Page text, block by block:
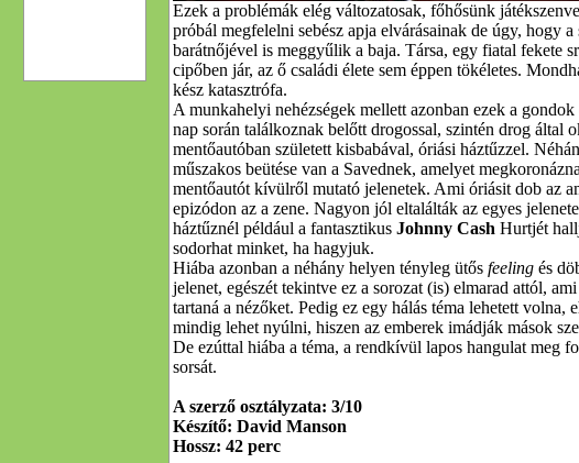
Ezek a problémák elég változatosak, főhősünk
próbál megfelelni sebész apja elvárásainak de úgy, hogy
barátnőjével is meggyűlik a baja. Társa, egy fiatal fekete
cipőben jár, az ő családi élete sem éppen tökéletes.
kész katasztrófa.
A munkahelyi nehézségek mellett azonban ezek a
nap során találkoznak belőtt drogossal, szintén drog által
mentőautóban született kisbabával, óriási háztűzzel.
műszakos beütése van a Savednek, amelyet
mentőautót kívülről mutató jelenetek. Ami óriásit dob az
epizódon az a zene. Nagyon jól eltalálták az egyes
háztűznél például a fantasztikus Johnny Cash Hurtjét
sodorhat minket, ha hagyjuk.
Hiába azonban a néhány helyen tényleg ütős feeling és
jelenet, egészét tekintve ez a sorozat (is) elmarad attól,
tartaná a nézőket. Pedig ez egy hálás téma lehetett volna,
mindig lehet nyúlni, hiszen az emberek imádják mások
De ezúttal hiába a téma, a rendkívül lapos hangulat meg
sorsát.
A szerző osztályzata: 3/10
Készítő: David Manson
Hossz: 42 perc